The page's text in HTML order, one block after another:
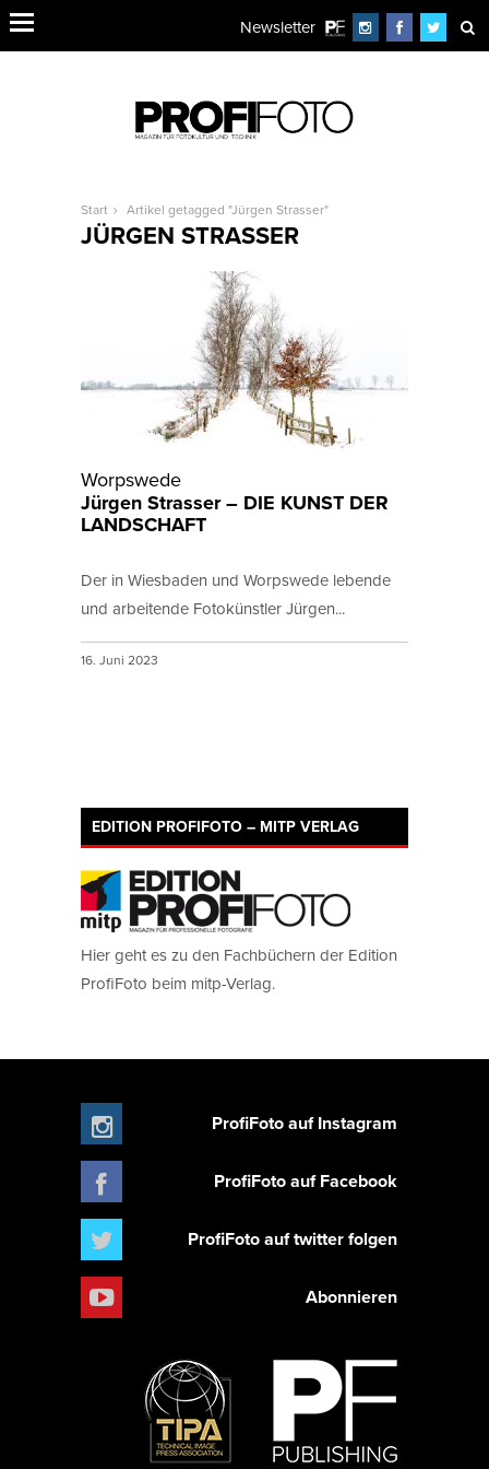
Newsletter
Start Artikel getagged "Jürgen Strasser"
JÜRGEN STRASSER
Worpswede
Jürgen Strasser – DIE KUNST DER
LANDSCHAFT
Der in Wiesbaden und Worpswede lebende
und arbeitende Fotokünstler Jürgen...
16. Juni 2023
EDITION PROFIFOTO – MITP VERLAG
Hier geht es zu den Fachbüchern der Edition
ProfiFoto beim mitp-Verlag.
ProfiFoto auf Instagram
ProfiFoto auf Facebook
ProfiFoto auf twitter folgen
Abonnieren